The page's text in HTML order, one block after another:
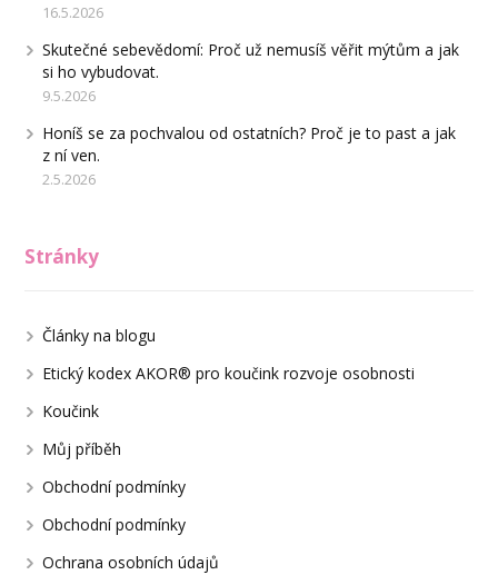
16.5.2026
Skutečné sebevědomí: Proč už nemusíš věřit mýtům a jak
si ho vybudovat.
9.5.2026
Honíš se za pochvalou od ostatních? Proč je to past a jak
z ní ven.
2.5.2026
Stránky
Články na blogu
Etický kodex AKOR® pro koučink rozvoje osobnosti
Koučink
Můj příběh
Obchodní podmínky
Obchodní podmínky
Ochrana osobních údajů